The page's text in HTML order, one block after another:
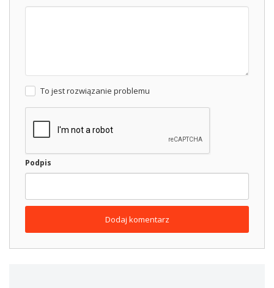
To jest rozwiązanie problemu
Podpis
Dodaj komentarz